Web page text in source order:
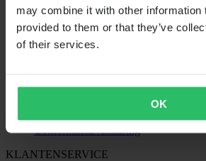
may combine it with other information
provided to them or that they’ve
of their services.
OK
Algemene Voorwaarden
Privacybeleid
Verzending & levering
Bestelstatus
Conformiteitsverklaring
KLANTENSERVICE